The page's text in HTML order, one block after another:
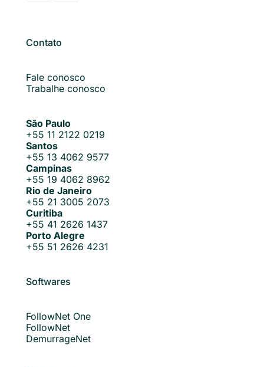
Contato
Fale conosco
Trabalhe conosco
São Paulo
+55 11 2122 0219
Santos
+55 13 4062 9577
Campinas
+55 19 4062 8962
Rio de Janeiro
+55 21 3005 2073
Curitiba
+55 41 2626 1437
Porto Alegre
+55 51 2626 4231
Softwares
FollowNet One
FollowNet
DemurrageNet